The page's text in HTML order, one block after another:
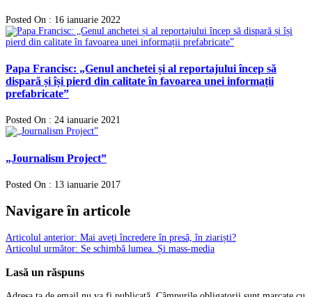
Posted On : 16 ianuarie 2022
Papa Francisc: „Genul anchetei și al reportajului încep să
dispară și își pierd din calitate în favoarea unei informații
prefabricate”
Posted On : 24 ianuarie 2021
„Journalism Project”
Posted On : 13 ianuarie 2017
Navigare în articole
Articolul anterior: Mai aveți încredere în presă, în ziariști?
Articolul următor: Se schimbă lumea. Și mass-media
Lasă un răspuns